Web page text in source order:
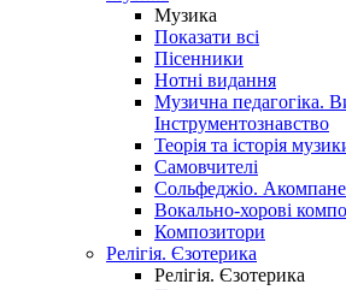
Музика
Показати всі
Пісенники
Нотні видання
Музична педагогіка.
Інструментознавство
Теорія та історія
Самовчителі
Сольфеджіо.
Вокально-хорові
Композитори
Релігія. Єзотерика
Релігія. Єзотерика